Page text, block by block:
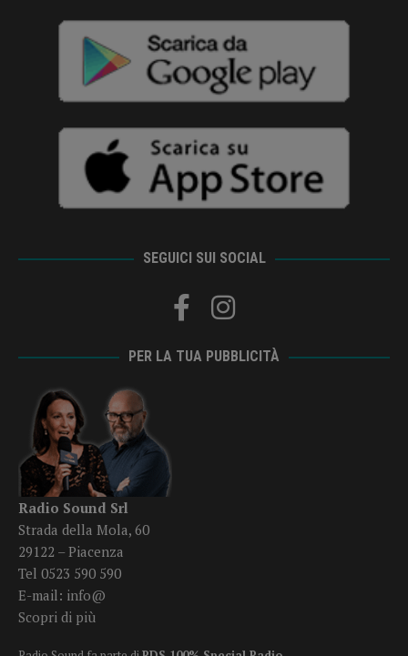
SEGUICI SUI SOCIAL
PER LA TUA PUBBLICITÀ
Radio Sound Srl
Strada della Mola, 60
29122 – Piacenza
Tel 0523 590 590
E-mail: info@
Scopri di più